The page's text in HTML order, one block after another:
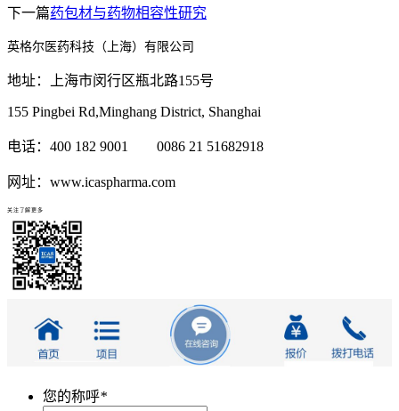
下一篇药包材与药物相容性研究
英格尔医药科技（上海）有限公司
地址：上海市闵行区瓶北路155号
155 Pingbei Rd,Minghang District, Shanghai
电话：400 182 9001 0086 21 51682918
网址：www.icaspharma.com
关注了解更多
您的称呼*